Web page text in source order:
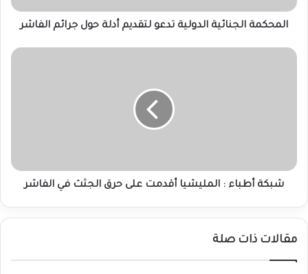
الفاشر
المحكمة الجنائية الدولية تدعو لتقديم أدلة حول جرائم الفاشر
شبكة
في
الفاشرشبكة أطباء : المليشيا أقدمت على حرق الجثث في الفاشر
مقالات ذات صلة